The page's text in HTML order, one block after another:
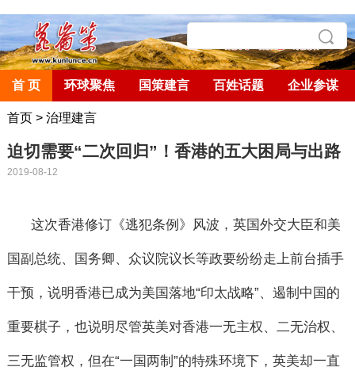
首 页 环球聚焦 国策建言 百姓话题 企业参谋
首页> 治理建言
迫切需要“二次回归”！香港的五大困局与出路
2019-08-12
这次香港修订《逃犯条例》风波，英国外交大臣和美
国副总统、国务卿、众议院议长等政要纷纷走上前台插手
干预，说明香港已成为美国落地“印太战略”、遏制中国的
重要棋子，也说明尽管英美对香港一无主权、二无治权、
三无监管权，但在“一国两制 ”的特殊环境下，英美却一直